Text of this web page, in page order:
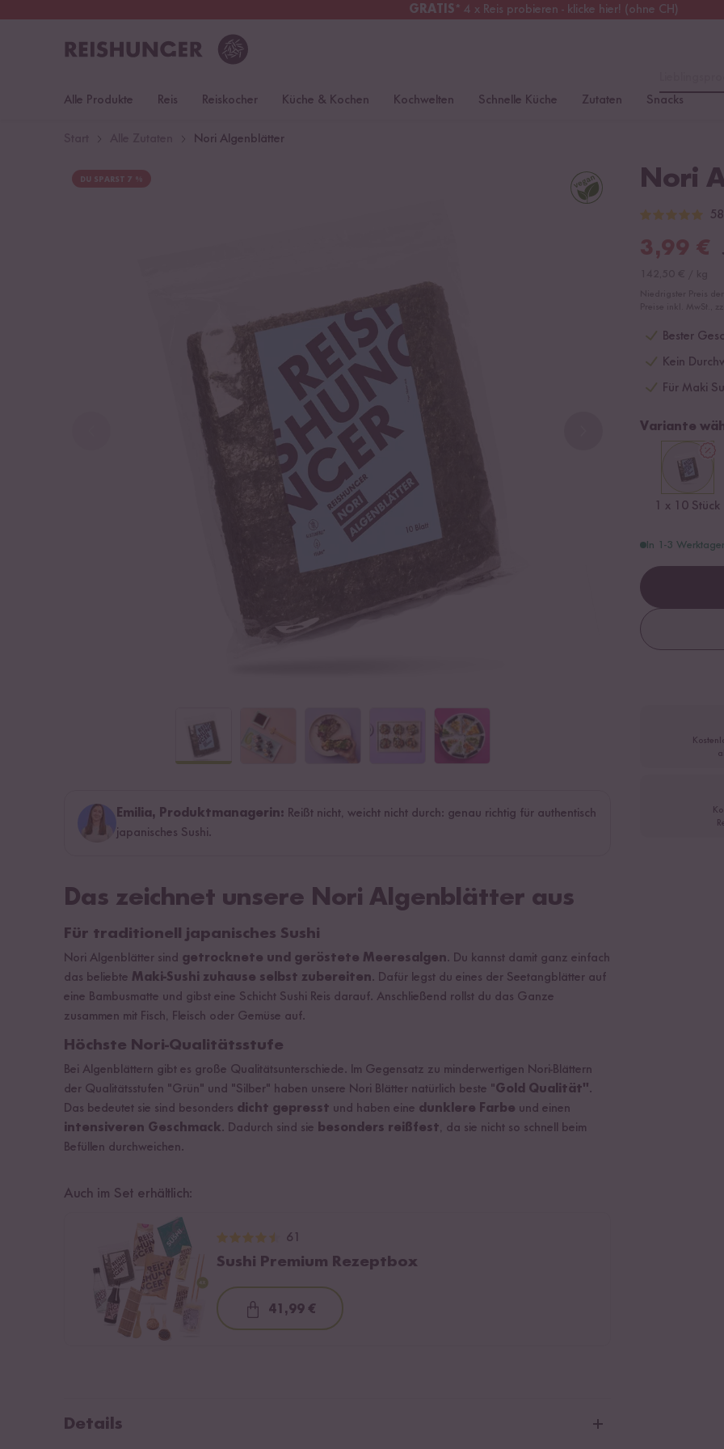
GRATIS* 4 x Reis probieren - klicke hier! (ohne CH)
Kostenloser Versand
Alle Produkte
Reis Reiskocher Küche & Kochen Kochwelten Schnelle Küche Zutaten Snacks
Nori Algenblätter
DU SPARST 7 %
Emilia, Produktmanagerin: Reißt nicht, weicht nicht durch: genau richtig für authentisch
japanisches Sushi.
Nori
58
3,99 €
Bester
Kein
Für Maki
Variante
1 x 10 Stück
In 1-3
Das zeichnet unsere Nori Algenblätter aus
Für traditionell japanisches Sushi
Nori Algenblätter sind getrocknete und geröstete Meeresalgen. Du kannst damit ganz einfach
das beliebte Maki-Sushi zuhause selbst zubereiten. Dafür legst du eines der Seetangblätter auf
eine Bambusmatte und gibst eine Schicht Sushi Reis darauf. Anschließend rollst du das Ganze
zusammen mit Fisch, Fleisch oder Gemüse auf.
Höchste Nori-Qualitätsstufe
Bei Algenblättern gibt es große Qualitätsunterschiede. Im Gegensatz zu minderwertigen Nori-Blättern
der Qualitätsstufen "Grün" und "Silber" haben unsere Nori Blätter natürlich beste "Gold Qualität".
Das bedeutet sie sind besonders dicht gepresst und haben eine dunklere Farbe und einen
intensiveren Geschmack. Dadurch sind sie besonders reißfest, da sie nicht so schnell beim
Befüllen durchweichen.
Auch im Set erhältlich:
61
Sushi Premium Rezeptbox
Loading...
41,99 €
Details